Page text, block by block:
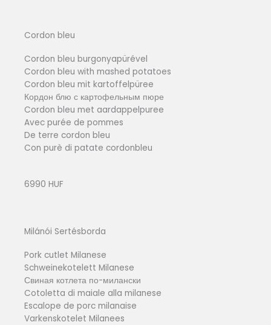
Cordon bleu
Cordon bleu burgonyapürével
Cordon bleu with mashed potatoes
Cordon bleu mit kartoffelpüree
Кордон блю с картофельным пюре
Cordon bleu met aardappelpuree
Avec purée de pommes
De terre cordon bleu
Con purè di patate cordonbleu
6990 HUF
Milánói Sertésborda
Pork cutlet Milanese
Schweinekotelett Milanese
Свиная котлета по-милански
Cotoletta di maiale alla milanese
Escalope de porc milanaise
Varkenskotelet Milanees